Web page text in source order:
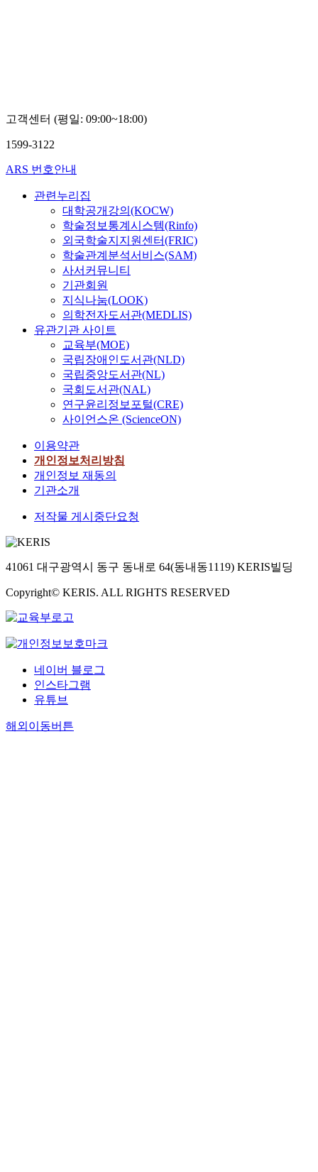
고객센터 (평일: 09:00~18:00)
1599-3122
ARS 번호안내
관련누리집
대학공개강의(KOCW)
학술정보통계시스템(Rinfo)
외국학술지지원센터(FRIC)
학술관계분석서비스(SAM)
사서커뮤니티
기관회원
지식나눔(LOOK)
의학전자도서관(MEDLIS)
유관기관 사이트
교육부(MOE)
국립장애인도서관(NLD)
국립중앙도서관(NL)
국회도서관(NAL)
연구윤리정보포털(CRE)
사이언스온 (ScienceON)
이용약관
개인정보처리방침
개인정보 재동의
기관소개
저작물 게시중단요청
41061 대구광역시 동구 동내로 64(동내동1119) KERIS빌딩
Copyright© KERIS. ALL RIGHTS RESERVED
네이버 블로그
인스타그램
유튜브
해외이동버튼